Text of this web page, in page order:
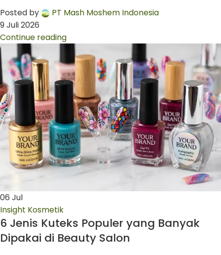
Posted by
PT Mash Moshem Indonesia
9 Juli 2026
Continue reading
06 Jul
Insight Kosmetik
6 Jenis Kuteks Populer yang Banyak
Dipakai di Beauty Salon